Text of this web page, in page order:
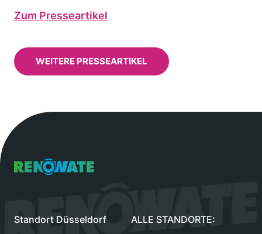
Zum Presseartikel
WEITERE PRESSEARTIKEL
Renowate Logo
Standort Düsseldorf
ALLE STANDORTE: